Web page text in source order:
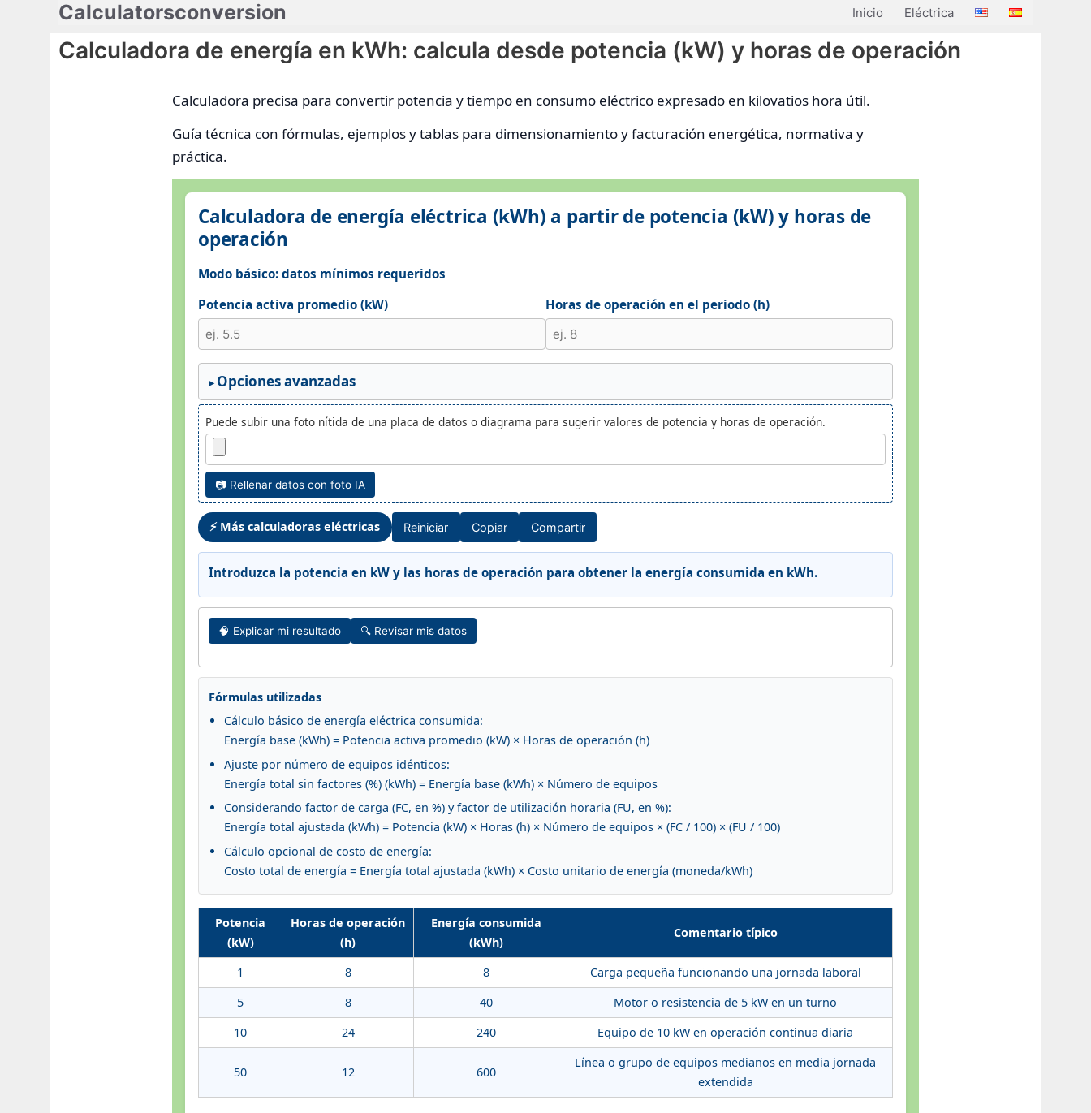
contenido
Calculatorsconversion Inicio Eléctrica
Calculadora de energía en kWh: calcula desde potencia (kW) y horas de operación
Calculadora precisa para convertir potencia y tiempo en consumo eléctrico expresado en kilovatios hora útil.
Guía técnica con fórmulas, ejemplos y tablas para dimensionamiento y facturación energética, normativa y
práctica.
Calculadora de energía eléctrica (kWh) a partir de potencia (kW) y horas de
operación
Modo básico: datos mínimos requeridos
Potencia activa promedio (kW)
Horas de operación en el periodo (h)
Opciones avanzadas
Puede subir una foto nítida de una placa de datos o diagrama para sugerir valores de potencia y horas de operación.
📷 Rellenar datos con foto IA
⚡ Más calculadoras eléctricas Reiniciar Copiar Compartir
Introduzca la potencia en kW y las horas de operación para obtener la energía consumida en kWh.
🧠 Explicar mi resultado 🔍 Revisar mis datos
Fórmulas utilizadas
Cálculo básico de energía eléctrica consumida:
Energía base (kWh) = Potencia activa promedio (kW) × Horas de operación (h)
Ajuste por número de equipos idénticos:
Energía total sin factores (%) (kWh) = Energía base (kWh) × Número de equipos
Considerando factor de carga (FC, en %) y factor de utilización horaria (FU, en %):
Energía total ajustada (kWh) = Potencia (kW) × Horas (h) × Número de equipos × (FC / 100) × (FU / 100)
Cálculo opcional de costo de energía:
Costo total de energía = Energía total ajustada (kWh) × Costo unitario de energía (moneda/kWh)
Potencia
(kW)
Horas de operación
(h)
Energía consumida
(kWh)
Comentario típico
1 8 8
Carga pequeña funcionando una jornada laboral
5
8 40
Motor o resistencia de 5 kW en un turno
10
24 240 Equipo de 10 kW en operación continua diaria
50 12 600
Línea o grupo de equipos medianos en media jornada
extendida